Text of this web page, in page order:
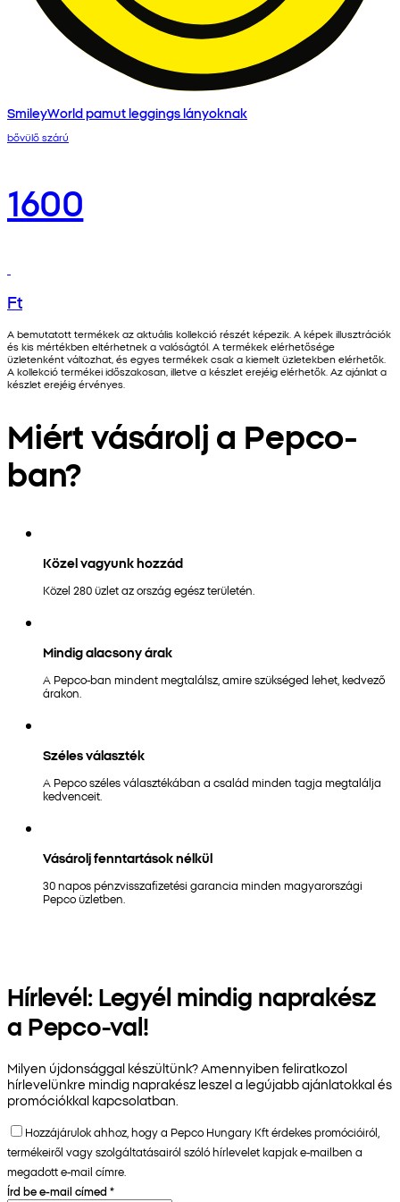
SmileyWorld pamut leggings lányoknak
bővülő szárú
1600
Ft
A bemutatott termékek az aktuális kollekció részét képezik. A képek illusztrációk
és kis mértékben eltérhetnek a valóságtól. A termékek elérhetősége
üzletenként változhat, és egyes termékek csak a kiemelt üzletekben elérhetők.
A kollekció termékei időszakosan, illetve a készlet erejéig elérhetők. Az ajánlat a
készlet erejéig érvényes.
Miért vásárolj a Pepco-
ban?
Közel vagyunk hozzád
Közel 280 üzlet az ország egész területén.
Mindig alacsony árak
A Pepco-ban mindent megtalálsz, amire szükséged lehet, kedvező
árakon.
Széles választék
A Pepco széles választékában a család minden tagja megtalálja
kedvenceit.
Vásárolj fenntartások nélkül
30 napos pénzvisszafizetési garancia minden magyarországi
Pepco üzletben.
Hírlevél: Legyél mindig naprakész
a Pepco-val!
Milyen újdonsággal készültünk? Amennyiben feliratkozol
hírlevelünkre mindig naprakész leszel a legújabb ajánlatokkal és
promóciókkal kapcsolatban.
Hozzájárulok ahhoz, hogy a Pepco Hungary Kft érdekes promócióiról,
termékeiről vagy szolgáltatásairól szóló hírlevelet kapjak e-mailben a
megadott e-mail címre.
Írd be e-mail címed *